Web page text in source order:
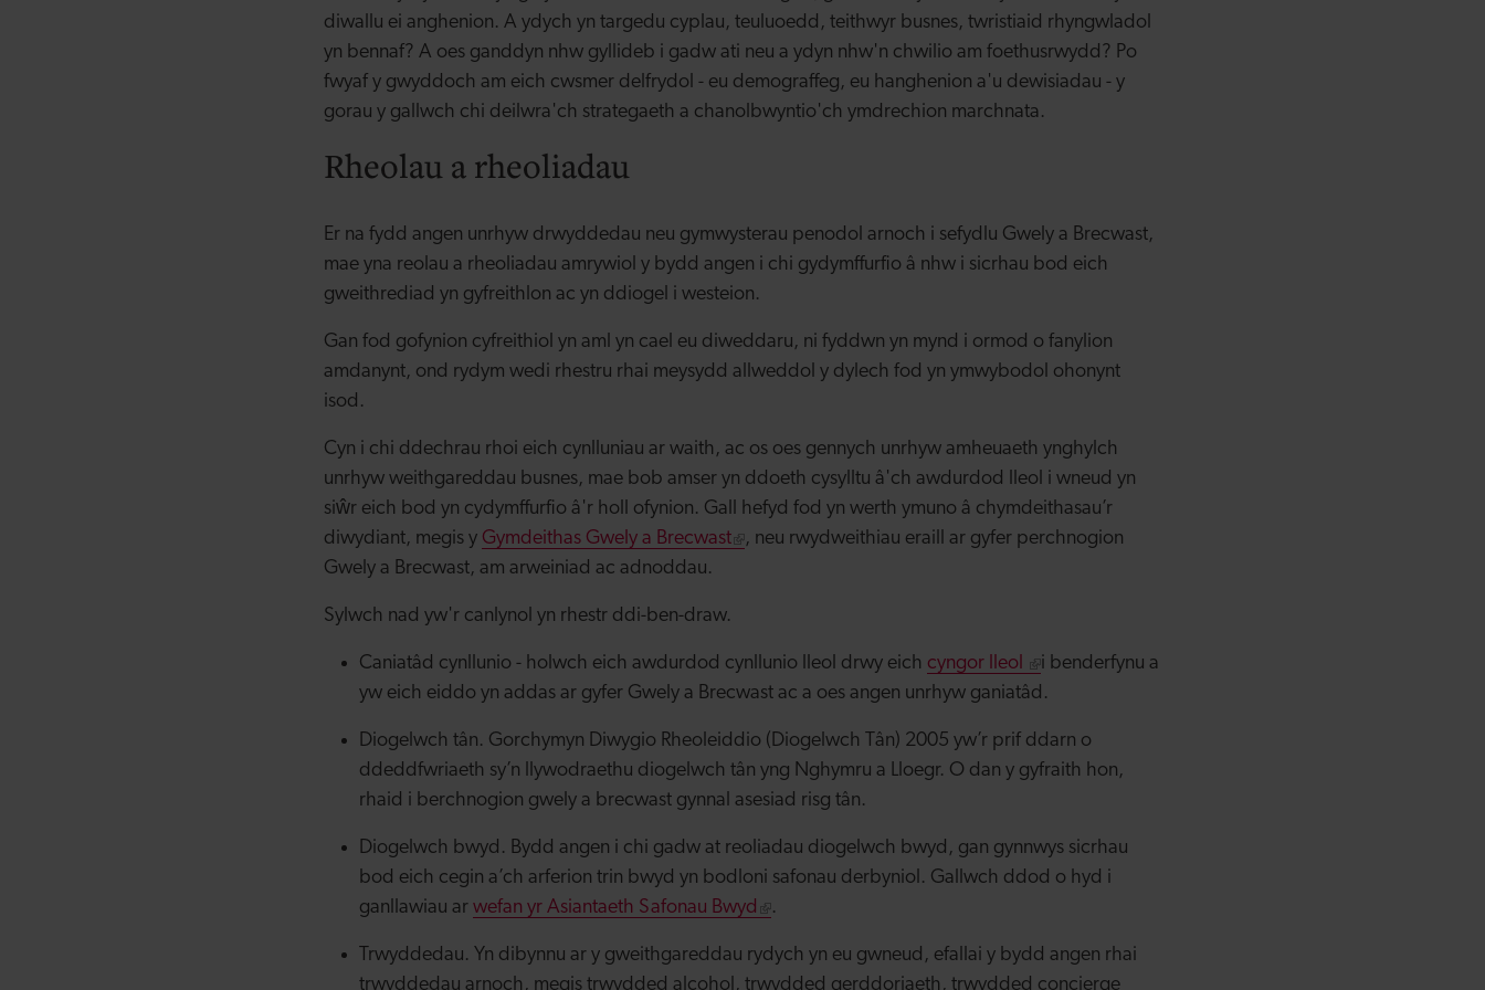
diwallu ei anghenion. A ydych yn targedu cyplau, teuluoedd, teithwyr busnes, twristiaid rhyngwladol
yn bennaf? A oes ganddyn nhw gyllideb i gadw ati neu a ydyn nhw'n chwilio am foethusrwydd? Po
fwyaf y gwyddoch am eich cwsmer delfrydol - eu demograffeg, eu hanghenion a'u dewisiadau - y
gorau y gallwch chi deilwra'ch strategaeth a chanolbwyntio'ch ymdrechion marchnata.
Rheolau a rheoliadau
Er na fydd angen unrhyw drwyddedau neu gymwysterau penodol arnoch i sefydlu Gwely a Brecwast,
mae yna reolau a rheoliadau amrywiol y bydd angen i chi gydymffurfio â nhw i sicrhau bod eich
gweithrediad yn gyfreithlon ac yn ddiogel i westeion.
Gan fod gofynion cyfreithiol yn aml yn cael eu diweddaru, ni fyddwn yn mynd i ormod o fanylion
amdanynt, ond rydym wedi rhestru rhai meysydd allweddol y dylech fod yn ymwybodol ohonynt
isod.
Cyn i chi ddechrau rhoi eich cynlluniau ar waith, ac os oes gennych unrhyw amheuaeth ynghylch
unrhyw weithgareddau busnes, mae bob amser yn ddoeth cysylltu â'ch awdurdod lleol i wneud yn
siŵr eich bod yn cydymffurfio â'r holl ofynion. Gall hefyd fod yn werth ymuno â chymdeithasau’r
diwydiant, megis y Gymdeithas Gwely a Brecwast
, neu rwydweithiau eraill ar gyfer perchnogion
Gwely a Brecwast, am arweiniad ac adnoddau.
Sylwch nad yw'r canlynol yn rhestr ddi-ben-draw.
Caniatâd cynllunio - holwch eich awdurdod cynllunio lleol drwy eich cyngor lleol
i benderfynu a
yw eich eiddo yn addas ar gyfer Gwely a Brecwast ac a oes angen unrhyw ganiatâd.
Diogelwch tân. Gorchymyn Diwygio Rheoleiddio (Diogelwch Tân) 2005 yw’r prif ddarn o
ddeddfwriaeth sy’n llywodraethu diogelwch tân yng Nghymru a Lloegr. O dan y gyfraith hon,
rhaid i berchnogion gwely a brecwast gynnal asesiad risg tân.
Diogelwch bwyd. Bydd angen i chi gadw at reoliadau diogelwch bwyd, gan gynnwys sicrhau
bod eich cegin a’ch arferion trin bwyd yn bodloni safonau derbyniol. Gallwch ddod o hyd i
ganllawiau ar wefan yr Asiantaeth Safonau Bwyd .
Trwyddedau. Yn dibynnu ar y gweithgareddau rydych yn eu gwneud, efallai y bydd angen rhai
trwyddedau arnoch, megis trwydded alcohol, trwydded gerddoriaeth, trwydded concierge